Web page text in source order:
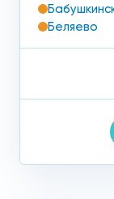
Беляево